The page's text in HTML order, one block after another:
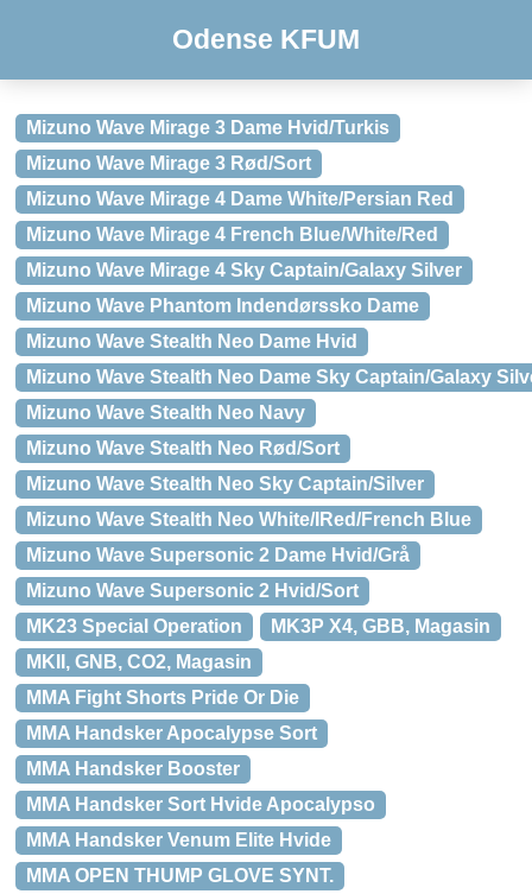
Odense KFUM
Mizuno Wave Mirage 3 Dame Hvid/Turkis
Mizuno Wave Mirage 3 Rød/Sort
Mizuno Wave Mirage 4 Dame White/Persian Red
Mizuno Wave Mirage 4 French Blue/White/Red
Mizuno Wave Mirage 4 Sky Captain/Galaxy Silver
Mizuno Wave Phantom Indendørssko Dame
Mizuno Wave Stealth Neo Dame Hvid
Mizuno Wave Stealth Neo Dame Sky Captain/Galaxy
Mizuno Wave Stealth Neo Navy
Mizuno Wave Stealth Neo Rød/Sort
Mizuno Wave Stealth Neo Sky Captain/Silver
Mizuno Wave Stealth Neo White/IRed/French Blue
Mizuno Wave Supersonic 2 Dame Hvid/Grå
Mizuno Wave Supersonic 2 Hvid/Sort
MK23 Special Operation
MK3P X4, GBB, Magasin
MKII, GNB, CO2, Magasin
MMA Fight Shorts Pride Or Die
MMA Handsker Apocalypse Sort
MMA Handsker Booster
MMA Handsker Sort Hvide Apocalypso
MMA Handsker Venum Elite Hvide
MMA OPEN THUMP GLOVE SYNT.